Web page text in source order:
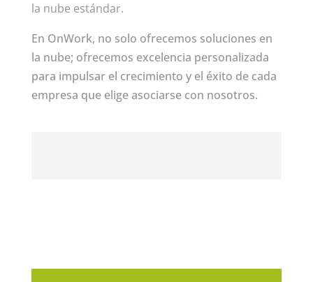
la nube estándar.
En OnWork, no solo ofrecemos soluciones en
la nube; ofrecemos excelencia personalizada
para impulsar el crecimiento y el éxito de cada
empresa que elige asociarse con nosotros.